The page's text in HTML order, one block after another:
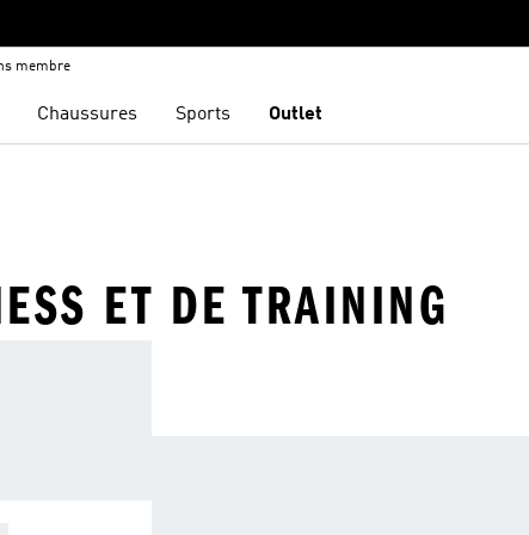
membre
Chaussures Sports Outlet
ET DE TRAINING